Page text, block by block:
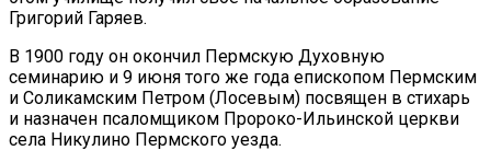
Григорий Гаряев.
В 1900 году он окончил Пермскую Духовную
семинарию и 9 июня того же года епископом Пермским
и Соликамским Петром (Лосевым) посвящен в стихарь
и назначен псаломщиком Пророко-Ильинской церкви
села Никулино Пермского уезда.